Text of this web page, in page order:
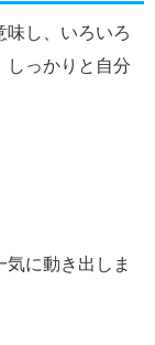
し、いろいろ
しっかりと自分
に動き出しま